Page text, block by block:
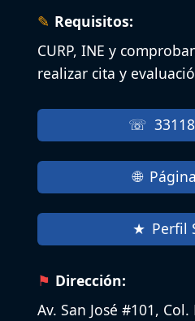
Requisitos:
CURP, INE y
realizar cita y
Perfil
Dirección:
Av. San José #101,